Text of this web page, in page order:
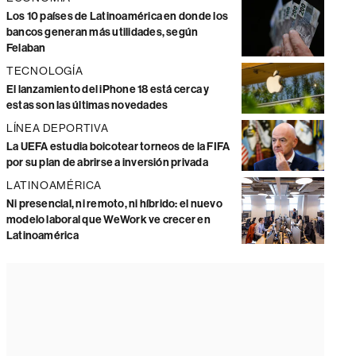
Los 10 países de Latinoamérica en donde los
bancos generan más utilidades, según
Felaban
TECNOLOGÍA
El lanzamiento del iPhone 18 está cerca y
estas son las últimas novedades
LÍNEA DEPORTIVA
La UEFA estudia boicotear torneos de la FIFA
por su plan de abrirse a inversión privada
LATINOAMÉRICA
Ni presencial, ni remoto, ni híbrido: el nuevo
modelo laboral que WeWork ve crecer en
Latinoamérica